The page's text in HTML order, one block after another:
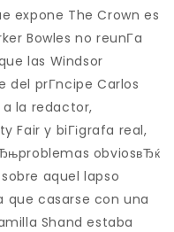
expone The Crown es
Bowles no reunГ­a
las Windsor
del prГ­ncipe Carlos
a la redactor,
Fair y biГіgrafa real,
obviosвЂќ
aquel lapso
que casarse con una
Shand estaba